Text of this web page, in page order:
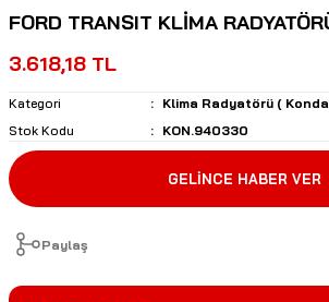
FORD TRANSIT KLİMA
3.618,18 TL
Kategori
Klima Radyatörü (
Stok Kodu
KON.940330
GELİNCE HABER VER
Paylaş